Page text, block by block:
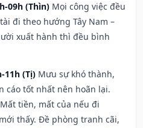
09h (Thìn) Mọi công việc đều
đi theo hướng Tây Nam –
xuất hành thì đều bình
11h (Tị) Mưu sự khó thành,
cáo tốt nhất nên hoãn lại.
tiền, mất của nếu đi
thấy. Đề phòng tranh cãi,